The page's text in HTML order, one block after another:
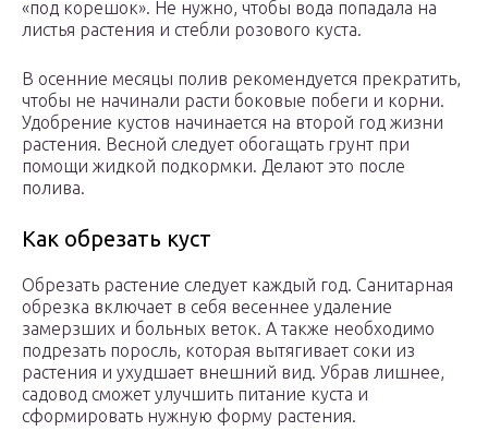
«под корешок». Не нужно, чтобы вода попадала на
листья растения и стебли розового куста.
В осенние месяцы полив рекомендуется прекратить,
чтобы не начинали расти боковые побеги и корни.
Удобрение кустов начинается на второй год жизни
растения. Весной следует обогащать грунт при
помощи жидкой подкормки. Делают это после
полива.
Как обрезать куст
Обрезать растение следует каждый год. Санитарная
обрезка включает в себя весеннее удаление
замерзших и больных веток. А также необходимо
подрезать поросль, которая вытягивает соки из
растения и ухудшает внешний вид. Убрав лишнее,
садовод сможет улучшить питание куста и
сформировать нужную форму растения.